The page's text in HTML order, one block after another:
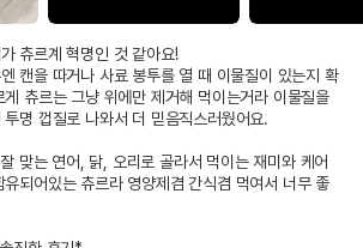
츄르계 혁명인 것 같아요!
캔을 따거나 사료 봉투를 열 때 이물질이 있는지 확
츄르는 그냥 위에만 제거해 먹이는거라 이물질을
명 껍질로 나와서 더 믿음직스러웠어요.
맞는 연어, 닭, 오리로 골라서 먹이는 재미와 케어
되어있는 츄르라 영양제겸 간식겸 먹여서 너무 좋